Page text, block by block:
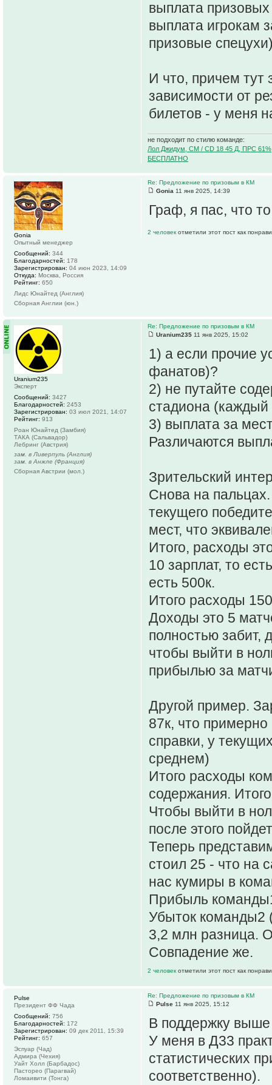
выплата
выплата игрокам
призовые
И что, причем тут
зависимости от
билетов - у меня
не подходит по стилю команде:
Лол Джидум, CM / CD 18 45 Д, ПРС
БЕСПЛАТНО
Re: Предложение по призовым в КМ
Gonia 11 янв 2025, 14:39
Граф, я пас, что
2 человек отметили этот пост как
Gonia
Опытный менеджер
Сообщений: 344
Благодарностей: 178
Зарегистрирован: 04 июн 2023, 14:09
Откуда: Москва, Россия
Рейтинг: 650
Лидс Юнайтед (Англия)
Сборная Англии (юн.)
Re: Предложение по призовым в КМ
Uranium235 11 янв 2025, 15:02
1) а если прочие
фанатов)?
2) не путайте
стадиона
3) выплата за
Различаются
Зрительский
Снова на
текущего
мест, что
Итого, расходы
10 зарплат, то
есть 500к.
Итого расходы
Доходы это 5
полностью забит,
чтобы выйти в
прибылью за
Другой пример.
87к, что примерно
справки, у
среднем)
Итого расходы
содержания.
Чтобы выйти в
после этого
Теперь
стоил 25 - что на
нас кумиры в
Прибыль
Убыток команды2
3,2 млн разница.
Совпадение же.
2 человек отметили этот пост как
Uranium235
Эксперт
Сообщений: 3427
Благодарностей: 2453
Зарегистрирован: 03 июл 2021, 14:07
Рейтинг: 913
Роан Юнайтед (Замбия)
ТАКА (Сальвадор)
Лебринг (Австрия)
зам. в Ливерпуль (Англия)
зам. в Анжле (Франция)
Сборная Австрии (мол.)
Re: Предложение по призовым в КМ
Pulse 11 янв 2025, 15:12
В поддержку выше
У меня в Д33
статистических
соответственно).
Pulse
Президент ФФ Чада
Сообщений: 756
Благодарностей: 172
Зарегистрирован: 09 дек 2011, 15:39
Рейтинг: 657
Эспуар (Чад)
Адмира (Чехия)
Уайт Холл (Барбадос)
Пасторео (Парагвай)
Ломаивити (Тонга)